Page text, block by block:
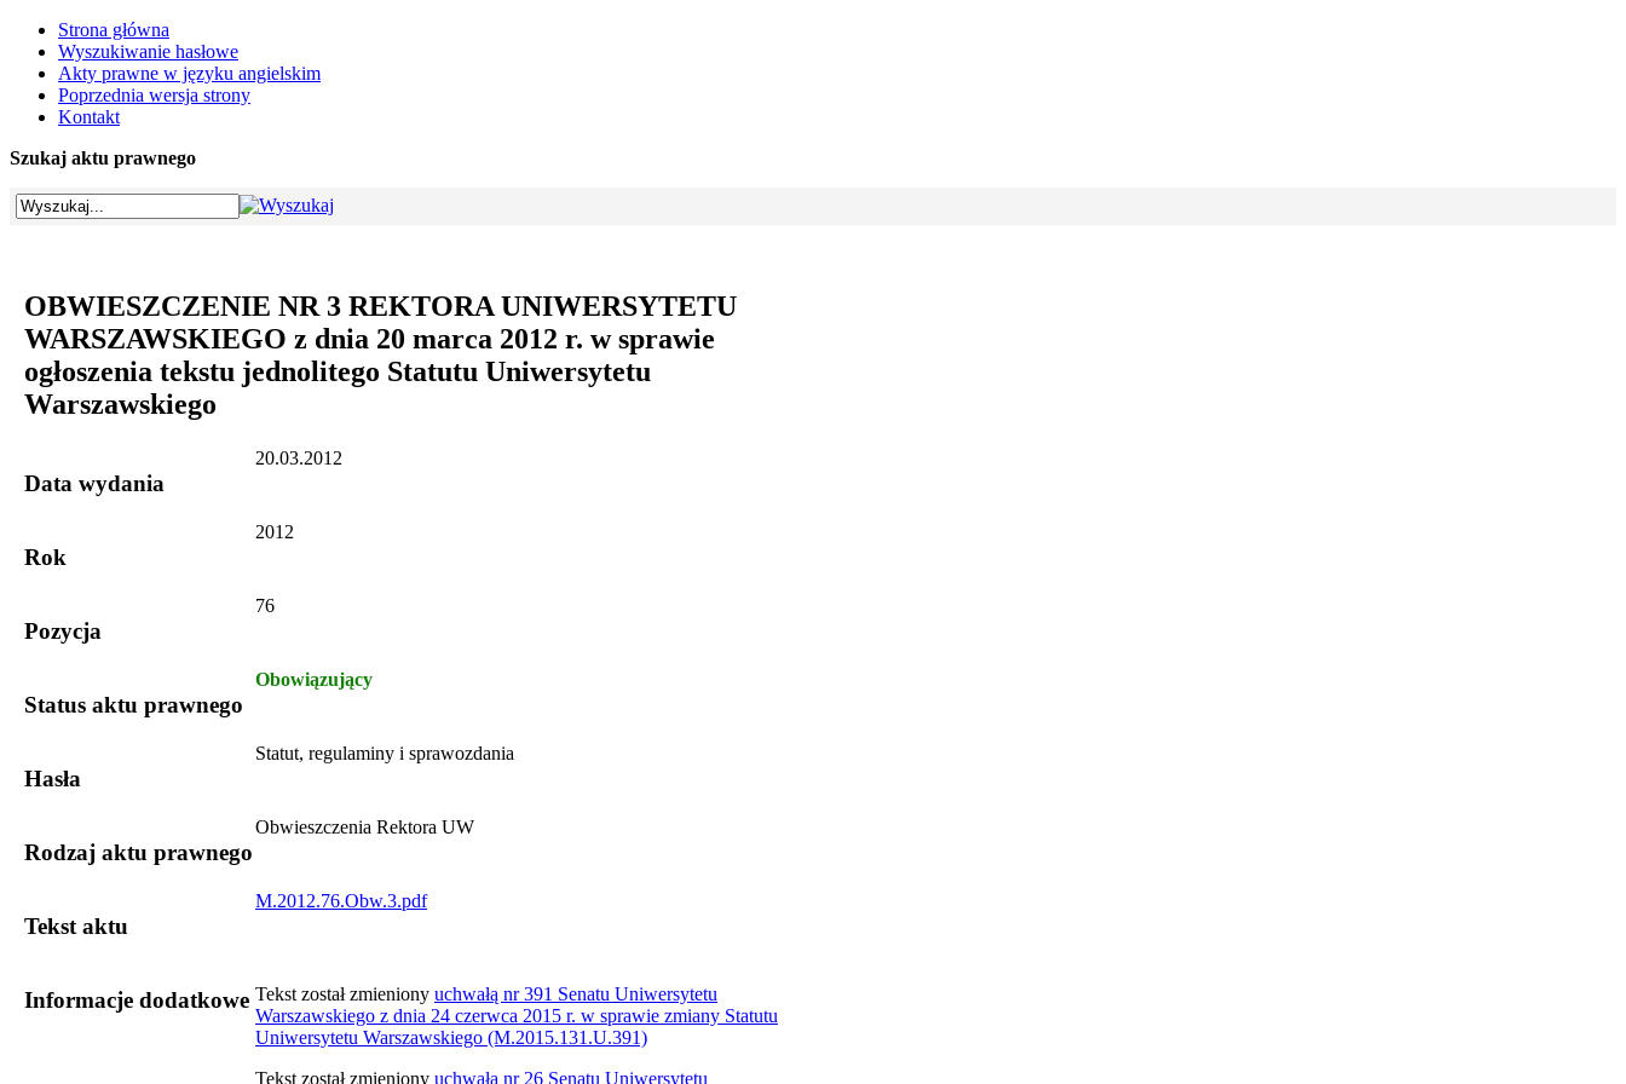
Strona główna
Wyszukiwanie hasłowe
Akty prawne w języku angielskim
Poprzednia wersja strony
Kontakt
Szukaj aktu prawnego
OBWIESZCZENIE NR 3 REKTORA UNIWERSYTETU
WARSZAWSKIEGO z dnia 20 marca 2012 r. w sprawie
ogłoszenia tekstu jednolitego Statutu Uniwersytetu
Warszawskiego
Data wydania
20.03.2012
Rok
2012
Pozycja
76
Status aktu prawnego
Obowiązujący
Hasła
Statut, regulaminy i sprawozdania
Rodzaj aktu prawnego
Obwieszczenia Rektora UW
Tekst aktu
M.2012.76.Obw.3.pdf
Informacje dodatkowe ​Tekst został zmieniony uchwałą nr 391 Senatu Uniwersytetu
Warszawskiego z dnia 24 czerwca 2015 r. w sprawie zmiany Statutu
Uniwersytetu Warszawskiego (M.2015.131.U.391)
Tekst został zmieniony uchwałą nr 26 Senatu Uniwersytetu